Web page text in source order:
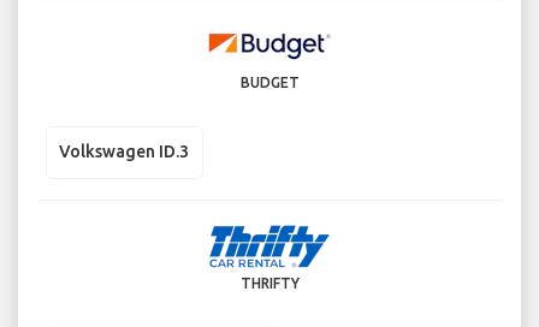
BUDGET
Volkswagen ID.3
THRIFTY